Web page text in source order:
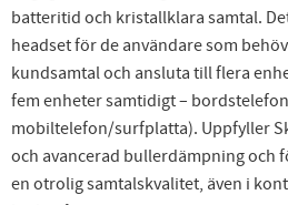
batteritid och kristallklara samtal.
headset för de användare som
kundsamtal och ansluta till flera
fem enheter samtidigt –
mobiltelefon/surfplatta). Uppfyller
och avancerad bullerdämpning och
en otrolig samtalskvalitet, även i